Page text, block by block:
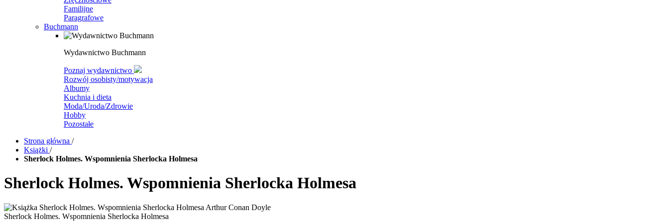
Familijne
Paragrafowe
Buchmann
Wydawnictwo Buchmann
Poznaj wydawnictwo
Rozwój osobisty/motywacja
Albumy
Kuchnia i dieta
Moda/Uroda/Zdrowie
Hobby
Pozostałe
Strona główna /
Książki /
Sherlock Holmes. Wspomnienia Sherlocka Holmesa
Sherlock Holmes. Wspomnienia Sherlocka Holmesa
Sherlock Holmes. Wspomnienia Sherlocka Holmesa